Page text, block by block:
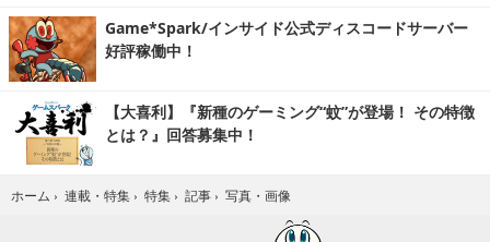
Game*Spark/インサイド公式ディスコードサーバー
好評稼働中！
【大喜利】『新種のゲーミング“蚊”が登場！ その特徴
とは？』回答募集中！
ホーム › 連載・特集 › 特集 › 記事 › 写真・画像